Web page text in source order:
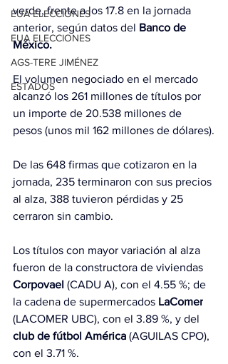
EUA ELECCIONES
EUA ELECCIONES
AGS-TERE JIMÉNEZ
ESTADOS
verde, frente a los 17.8 en la jornada
anterior, según datos del Banco de
México.
El volumen negociado en el mercado
alcanzó los 261 millones de títulos por
un importe de 20.538 millones de
pesos (unos mil 162 millones de dólares).
De las 648 firmas que cotizaron en la
jornada, 235 terminaron con sus precios
al alza, 388 tuvieron pérdidas y 25
cerraron sin cambio.
Los títulos con mayor variación al alza
fueron de la constructora de viviendas
Corpovael (CADU A), con el 4.55 %; de
la cadena de supermercados LaComer
(LACOMER UBC), con el 3.89 %, y del
club de fútbol América (AGUILAS CPO),
con el 3.71 %.